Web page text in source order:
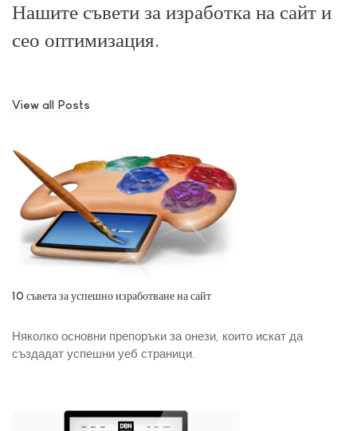
Нашите съвети за изработка на сайт и
сео оптимизация.
View all Posts
10 съвета за успешно изработване на сайт
Няколко основни препоръки за онези, които искат да
създадат успешни уеб страници.